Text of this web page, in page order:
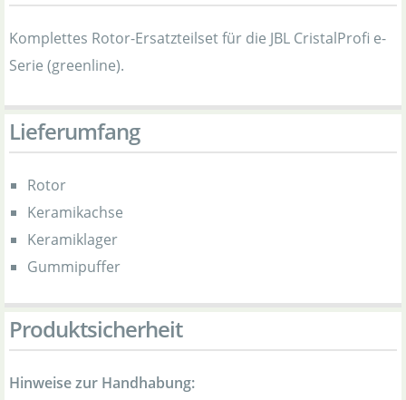
Komplettes Rotor-Ersatzteilset für die JBL CristalProfi e-
Serie (greenline).
Lieferumfang
Rotor
Keramikachse
Keramiklager
Gummipuffer
Produktsicherheit
Hinweise zur Handhabung: